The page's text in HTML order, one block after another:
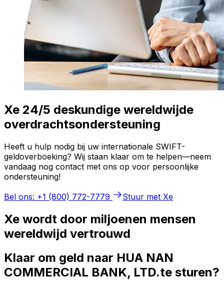
Xe 24/5 deskundige wereldwijde
overdrachtsondersteuning
Heeft u hulp nodig bij uw internationale SWIFT-
geldoverboeking? Wij staan klaar om te helpen—neem
vandaag nog contact met ons op voor persoonlijke
ondersteuning!
Bel ons: +1 (800) 772-7779
Stuur met Xe
Xe wordt door miljoenen mensen
wereldwijd vertrouwd
Klaar om geld naar HUA NAN
COMMERCIAL BANK, LTD.te sturen?